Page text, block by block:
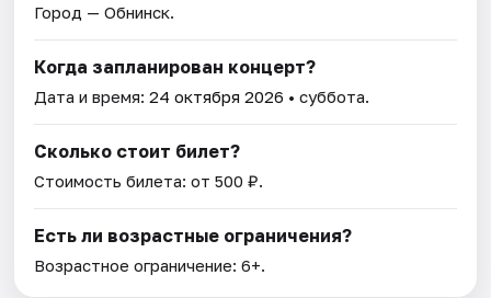
Город — Обнинск.
Когда запланирован концерт?
Дата и время:24 октября 2026 • суббота.
Сколько стоит билет?
Стоимость билета: от 500 ₽.
Есть ли возрастные ограничения?
Возрастное ограничение: 6+.